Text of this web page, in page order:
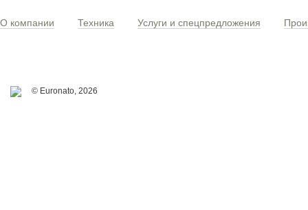
О компании Техника Услуги и спецпредложения
© Euronato, 2026